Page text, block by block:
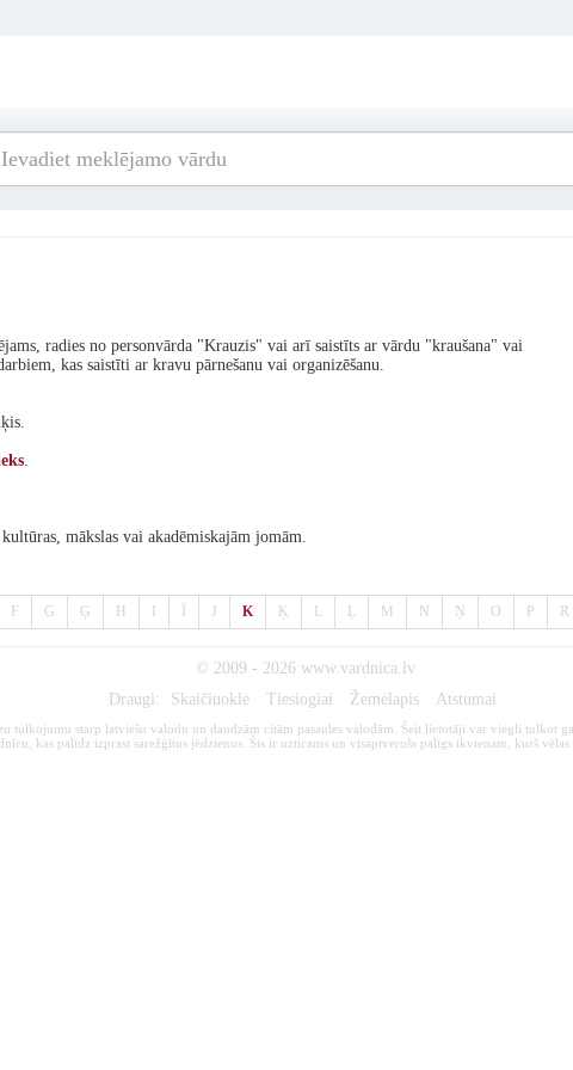
radies no personvārda "Krauzis" vai arī saistīts ar vārdu "kraušana" vai
kas saistīti ar kravu pārnešanu vai organizēšanu.
.
mākslas vai akadēmiskajām jomām.
F G Ģ H J K Ķ L Ļ M N Ņ O P R
© 2009 - 2026 www.vardnica.lv
Draugi:
Skaičiuoklė Tiesiogiai Žemėlapis Atstumai
tulkojumu starp latviešu valodu un daudzām citām pasaules valodām. Šeit lietotāji var viegli tulkot
kas palīdz izprast sarežģītus jēdzienus. Šis ir uzticams un visaptverošs palīgs ikvienam, kurš vēlas